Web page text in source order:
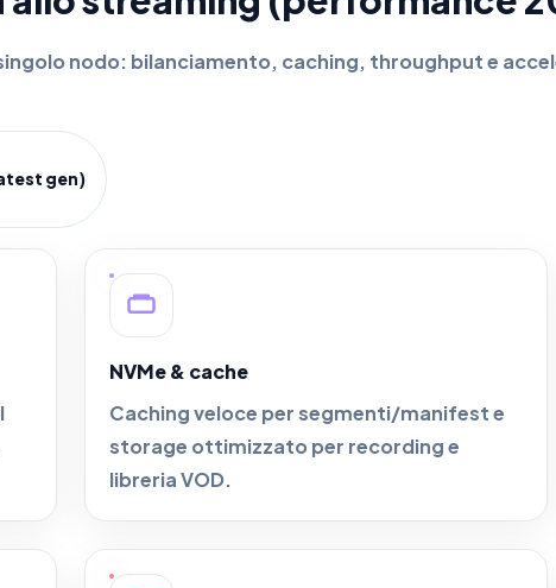
nodo: bilanciamento, caching, throughput e
gen)
NVMe & cache
Caching veloce per segmenti/manifest e
storage ottimizzato per recording e
libreria VOD.